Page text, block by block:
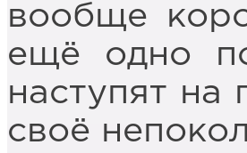
вообще
ещё одно
наступят на
своё